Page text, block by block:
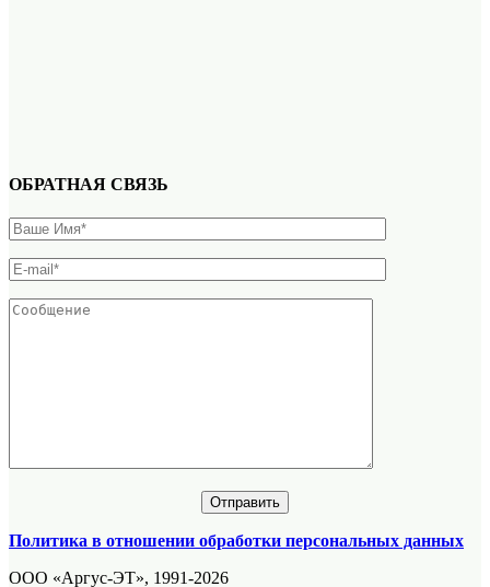
ОБРАТНАЯ СВЯЗЬ
Политика в отношении обработки персональных данных
ООО «Аргус-ЭТ», 1991-2026